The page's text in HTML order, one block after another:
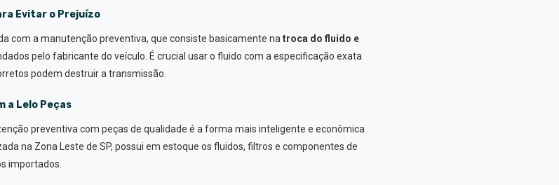
Evitar o Prejuízo
com a manutenção preventiva, que consiste basicamente na troca do fluido e
pelo fabricante do veículo. É crucial usar o fluido com a especificação exata
podem destruir a transmissão.
a Lelo Peças
preventiva com peças de qualidade é a forma mais inteligente e econômica
na Zona Leste de SP, possui em estoque os fluidos, filtros e componentes de
importados.